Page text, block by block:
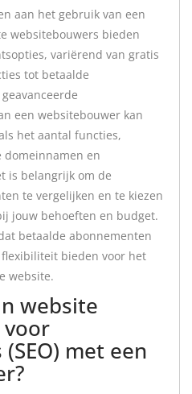
aan het gebruik van een
websitebouwers bieden
variërend van gratis
tot betaalde
een websitebouwer kan
het aantal functies,
domeinnamen en
is belangrijk om de
te vergelijken en te kiezen
jouw behoeften en budget.
betaalde abonnementen
bieden voor het
website.
website
met een